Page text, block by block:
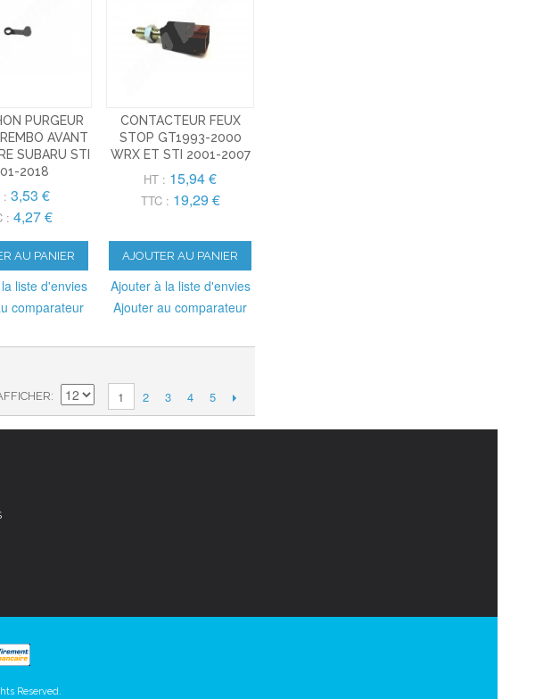
PURGEUR
AVANT
SUBARU STI
2018
: 3,53 €
: 4,27 €
AU PANIER
liste d'envies
comparateur
CONTACTEUR FEUX
STOP GT1993-2000
WRX ET STI 2001-2007
HT : 15,94 €
TTC : 19,29 €
AJOUTER AU PANIER
Ajouter à la liste d'envies
Ajouter au comparateur
1 2 3 4 5
Reserved.